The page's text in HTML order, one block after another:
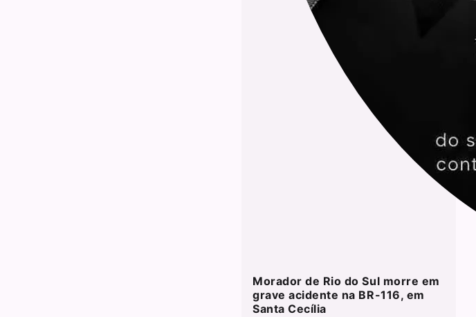
Morador de Rio do Sul morre em
grave acidente na BR-116, em
Santa Cecília